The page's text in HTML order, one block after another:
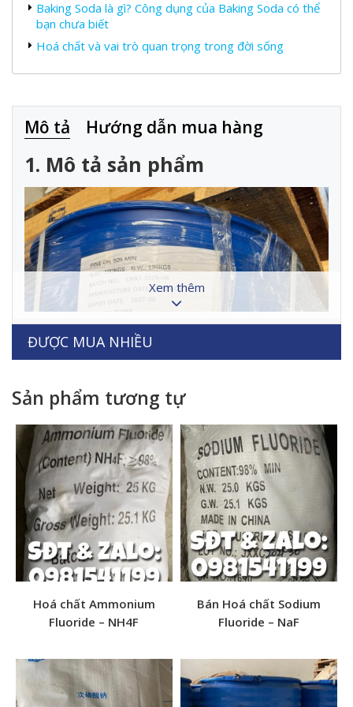
Baking Soda là gì? Công dụng của Baking Soda có thể
bạn chưa biết
Hoá chất và vai trò quan trọng trong đời sống
Mô tả Hướng dẫn mua hàng
1. Mô tả sản phẩm
Tên sản phẩm: Pine oil
CTHH: C10H17OH
Quy cách: 190kg/phuy
Xem thêm
ĐƯỢC MUA NHIỀU
Sản phẩm tương tự
Hoá chất Ammonium
Fluoride – NH4F
Bán Hoá chất Sodium
Fluoride – NaF